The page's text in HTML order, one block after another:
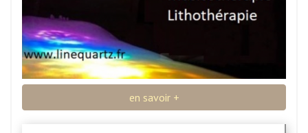
en savoir +